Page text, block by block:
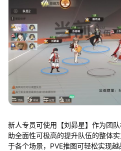
新人专员可使用【刘昴星】作为团
助全面性可极高的提升队伍的整体
于各个场景，PVE推图可轻松实现